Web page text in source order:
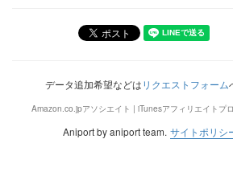
データ追加希望などはリクエストフォーム
Amazon.co.jpアソシエイト | iTunesアフィリエイトプ
Aniport by aniport team. サイトポリシ